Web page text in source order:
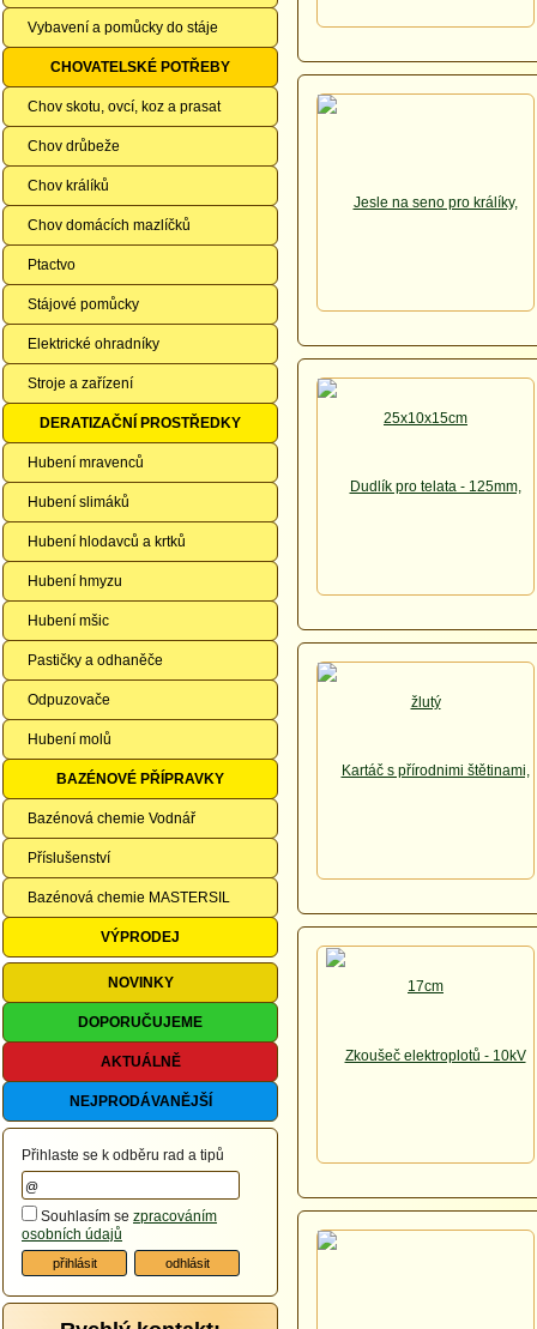
Vybavení a pomůcky do stáje
CHOVATELSKÉ POTŘEBY
Chov skotu, ovcí, koz a prasat
Chov drůbeže
Chov králíků
Chov domácích mazlíčků
Ptactvo
Stájové pomůcky
Elektrické ohradníky
Stroje a zařízení
DERATIZAČNÍ PROSTŘEDKY
Hubení mravenců
Hubení slimáků
Hubení hlodavců a krtků
Hubení hmyzu
Hubení mšic
Pastičky a odhaněče
Odpuzovače
Hubení molů
BAZÉNOVÉ PŘÍPRAVKY
Bazénová chemie Vodnář
Příslušenství
Bazénová chemie MASTERSIL
VÝPRODEJ
NOVINKY
DOPORUČUJEME
AKTUÁLNĚ
NEJPRODÁVANĚJŠÍ
Přihlaste se k odběru rad a tipů
Souhlasím se zpracováním
osobních údajů